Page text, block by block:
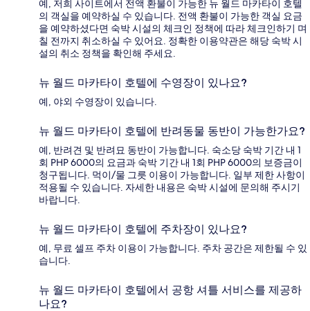
예, 저희 사이트에서 전액 환불이 가능한 뉴 월드 마카타이 호텔
의 객실을 예약하실 수 있습니다. 전액 환불이 가능한 객실 요금
을 예약하셨다면 숙박 시설의 체크인 정책에 따라 체크인하기 며
칠 전까지 취소하실 수 있어요. 정확한 이용약관은 해당 숙박 시
설의 취소 정책을 확인해 주세요.
뉴 월드 마카타이 호텔에 수영장이 있나요?
예, 야외 수영장이 있습니다.
뉴 월드 마카타이 호텔에 반려동물 동반이 가능한가요?
예, 반려견 및 반려묘 동반이 가능합니다. 숙소당 숙박 기간 내 1
회 PHP 6000의 요금과 숙박 기간 내 1회 PHP 6000의 보증금이
청구됩니다. 먹이/물 그릇 이용이 가능합니다. 일부 제한 사항이
적용될 수 있습니다. 자세한 내용은 숙박 시설에 문의해 주시기
바랍니다.
뉴 월드 마카타이 호텔에 주차장이 있나요?
예, 무료 셀프 주차 이용이 가능합니다. 주차 공간은 제한될 수 있
습니다.
뉴 월드 마카타이 호텔에서 공항 셔틀 서비스를 제공하
나요?